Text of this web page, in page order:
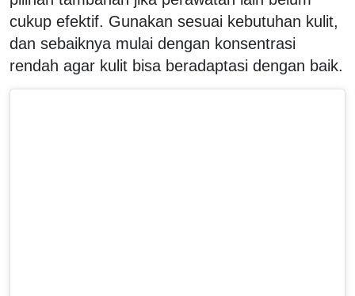
cukup efektif. Gunakan sesuai kebutuhan kulit,
dan sebaiknya mulai dengan konsentrasi
rendah agar kulit bisa beradaptasi dengan baik.